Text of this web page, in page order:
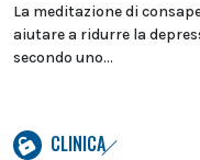
La meditazione di
aiutare a ridurre la
secondo uno...
CLINICA